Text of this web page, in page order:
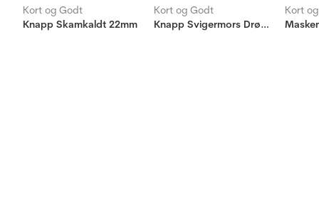
Kort og Godt
Knapp Skamkaldt 22mm
Kort og Godt
Knapp Svigermors Drøm 18mm
Kort